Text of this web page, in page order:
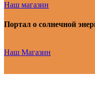
Наш магазин
Портал о солнечной
Наш Магазин